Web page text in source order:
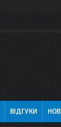
ВІДГУКИ